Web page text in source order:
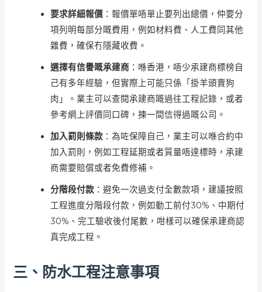
要求詳細報價 ：報價單唔單止要列出總價，仲要分
項列明每部分嘅費用，例如材料費、人工費同其他
雜費，確保冇隱藏收費。
選擇有信譽嘅承建商 ：喺香港，唔少承建商標榜自
己有多年經驗，但實際上可能只係「掛羊頭賣狗
肉」。業主可以查閱承建商嘅過往工程記錄，或者
參考網上評價同口碑，揀一間信得過嘅公司。
加入罰則條款 ：為咗保障自己，業主可以喺合約中
加入罰則，例如工程延期或者質量唔達標時，承建
商需要賠償或者免費修補。
分階段付款 ：避免一次過支付全數款項，建議按照
工程進度分階段付款，例如動工前付30%、中期付
30%、完工驗收後付尾數，咁樣可以確保承建商認
真完成工程。
三、防水工程注意事項